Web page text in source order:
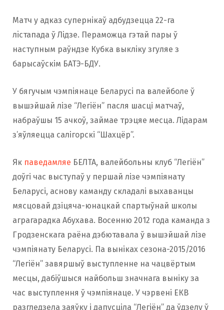
Матч у адказ супернікаў адбудзецца 22-га
лicтапада ў Лідзе. Пераможца гэтай пары ў
наступным раўндзе Кубка выкліку згуляе з
барысаўскім БАТЭ-БДУ.
У бягучым чэмпіянаце Беларусі па валейболе ў
вышэйшай лізе “Легіён” пасля шасці матчаў,
набраўшы 15 ачкоў, займае трэцяе месца. Лідарам
з’яўляецца салігорскі “Шахцёр”.
Як паведамляе БЕЛТА, валейбольны клуб “Легіён”
доўгі час выступаў у першай лізе чэмпіянату
Беларусі, аснову каманду складалі выхаванцы
мясцовай дзіцяча-юнацкай спартыўнай школы
аграгарадка Абухава. Восенню 2012 года каманда з
Гродзенскага раёна дэбютавала ў вышэйшай лізе
чэмпіянату Беларусі. Па выніках сезона-2015/2016
“Легіён” завяршыў выступленне на чацвёртым
месцы, дабіўшыся найбольш значнага выніку за
час выступлення ў чэмпіянаце. У чэрвені ЕКВ
разгледзела заяўку і дапусціла “Легіён” да ўдзелу ў